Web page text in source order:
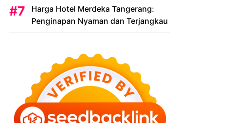
Harga Hotel Merdeka Tangerang:
Penginapan Nyaman dan Terjangkau